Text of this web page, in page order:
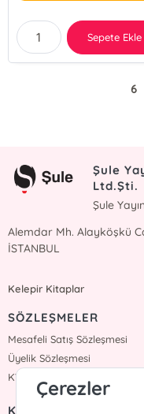
Sepete Ekle
6
Şule
Ltd.Şti.
Şule
Alemdar Mh. Alayköşkü
İSTANBUL
Kelepir Kitaplar
SÖZLEŞMELER
Mesafeli Satış Sözleşmesi
Üyelik Sözleşmesi
KVKK Sözleşmesi
KURUMSAL
Çerezler